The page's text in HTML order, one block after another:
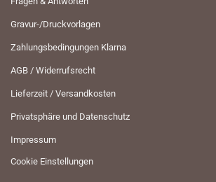
Gravur-/Druckvorlagen
Zahlungsbedingungen Klarna
AGB / Widerrufsrecht
Lieferzeit / Versandkosten
Privatsphäre und Datenschutz
Impressum
Cookie Einstellungen